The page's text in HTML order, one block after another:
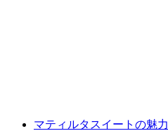
マティルタスイートの魅力